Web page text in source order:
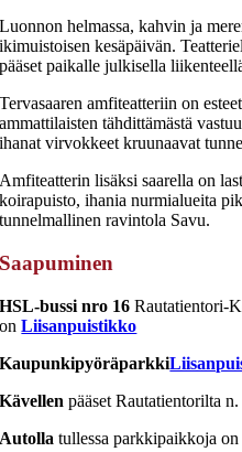
Luonnon helmassa, kahvin ja
ikimuistoisen kesäpäivän.
pääset paikalle julkisella
Tervasaaren amfiteatteriin on
ammattilaisten tähdittämästä
ihanat virvokkeet kruunaavat
Amfiteatterin lisäksi saarella on
koirapuisto, ihania nurmialueita
tunnelmallinen ravintola Savu.
Saapuminen
HSL-bussi nro 16 Rautatientori-
onLiisanpuistikko
Kaupunkipyöräparkki
Kävellen pääset Rautatientorilta
Autolla tullessa parkkipaikkoja on